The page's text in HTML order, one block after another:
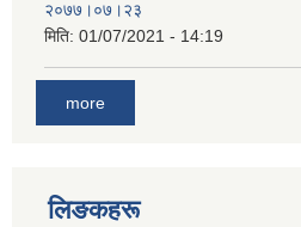
२०७७।०७।२३
मिति: 01/07/2021 - 14:19
more
लिङकहरू